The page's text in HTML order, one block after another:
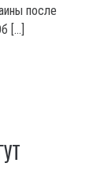
после
[…]